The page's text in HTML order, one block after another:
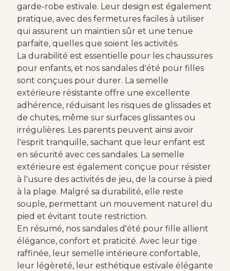
garde-robe estivale. Leur design est également
pratique, avec des fermetures faciles à utiliser
qui assurent un maintien sûr et une tenue
parfaite, quelles que soient les activités.
La durabilité est essentielle pour les chaussures
pour enfants, et nos sandales d'été pour filles
sont conçues pour durer. La semelle
extérieure résistante offre une excellente
adhérence, réduisant les risques de glissades et
de chutes, même sur surfaces glissantes ou
irrégulières. Les parents peuvent ainsi avoir
l'esprit tranquille, sachant que leur enfant est
en sécurité avec ces sandales. La semelle
extérieure est également conçue pour résister
à l'usure des activités de jeu, de la course à pied
à la plage. Malgré sa durabilité, elle reste
souple, permettant un mouvement naturel du
pied et évitant toute restriction.
En résumé, nos sandales d'été pour fille allient
élégance, confort et praticité. Avec leur tige
raffinée, leur semelle intérieure confortable,
leur légèreté, leur esthétique estivale élégante